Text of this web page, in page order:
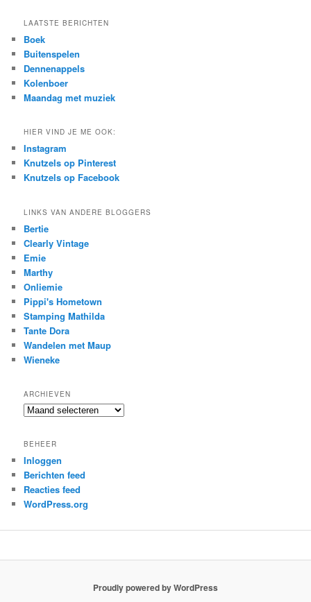
r
h
LAATSTE BERICHTEN
Boek
Buitenspelen
Dennenappels
Kolenboer
Maandag met muziek
HIER VIND JE ME OOK:
Instagram
Knutzels op Pinterest
Knutzels op Facebook
LINKS VAN ANDERE BLOGGERS
Bertie
Clearly Vintage
Emie
Marthy
Onliemie
Pippi's Hometown
Stamping Mathilda
Tante Dora
Wandelen met Maup
Wieneke
ARCHIEVEN
Archieven
BEHEER
Inloggen
Berichten feed
Reacties feed
WordPress.org
Proudly powered by WordPress